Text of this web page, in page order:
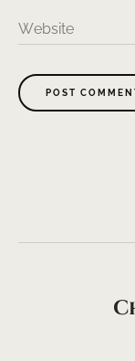
Website
POST